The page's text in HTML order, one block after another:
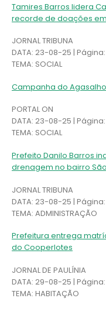
Tamires Barros lidera
recorde de doações
JORNAL TRIBUNA
DATA: 23-08-25 |
TEMA: SOCIAL
Campanha do
PORTAL ON
DATA: 23-08-25 |
TEMA: SOCIAL
Prefeito Danilo Barros
drenagem no bairro
JORNAL TRIBUNA
DATA: 23-08-25 |
TEMA: ADMINISTRAÇÃO
Prefeitura entrega
do Cooperlotes
JORNAL DE PAULÍNIA
DATA: 29-08-25 |
TEMA: HABITAÇÃO